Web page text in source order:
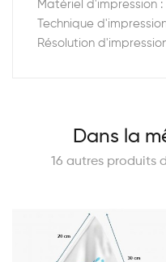
Matériel d'impression :
Technique
Résolution
Dans la
16 autres produits